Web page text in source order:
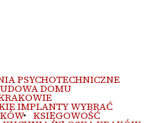
PSYCHOTECHNICZNE
DOMU
IMPLANTY WYBRAĆ
KSIĘGOWOŚĆ